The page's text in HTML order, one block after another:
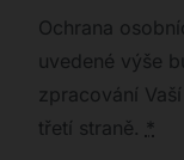
Ochrana
uvedené výše
zpracování
třetí straně. *